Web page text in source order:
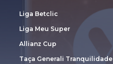
Liga Betclic
Liga Meu Super
Allianz Cup
Taça Generali Tranquilidade